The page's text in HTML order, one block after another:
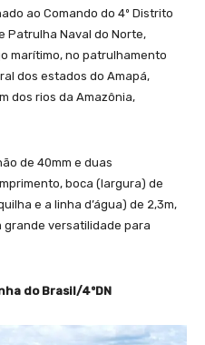
ao Comando do 4º Distrito
Patrulha Naval do Norte,
marítimo, no patrulhamento
dos estados do Amapá,
dos rios da Amazônia,
de 40mm e duas
boca (largura) de
e a linha d’água) de 2,3m,
versatilidade para
do Brasil/4ºDN